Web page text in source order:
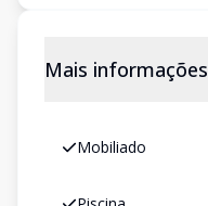
Mais informações
Mobiliado